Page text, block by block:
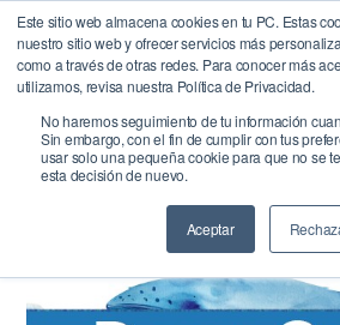
Este sitio web almacena cookies en tu PC. Estas
nuestro sitio web y ofrecer servicios más
como a través de otras redes. Para conocer más
utilizamos, revisa nuestra Política de Privacidad.
No haremos seguimiento de tu información
Sin embargo, con el fin de cumplir con tus
usar solo una pequeña cookie para que no se
esta decisión de nuevo.
Aceptar
BrandQuity
Inicio/BrandQuity Press/ DeepSeek el
inteligencia artificial